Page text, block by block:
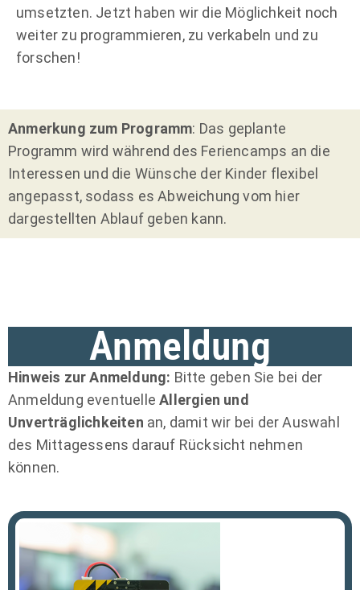
umsetzten. Jetzt haben wir die Möglichkeit noch
weiter zu programmieren, zu verkabeln und zu
forschen!
Anmerkung zum Programm: Das geplante
Programm wird während des Feriencamps an die
Interessen und die Wünsche der Kinder flexibel
angepasst, sodass es Abweichung vom hier
dargestellten Ablauf geben kann.
Anmeldung
Hinweis zur Anmeldung: Bitte geben Sie bei der
Anmeldung eventuelleAllergien und
Unverträglichkeiten an, damit wir bei der Auswahl
des Mittagessens darauf Rücksicht nehmen
können.